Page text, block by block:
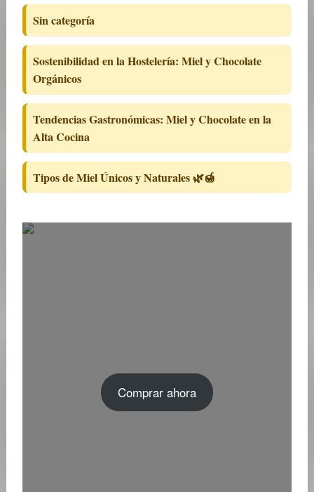
Sin categoría
Sostenibilidad en la Hostelería: Miel y Chocolate
Orgánicos
Tendencias Gastronómicas: Miel y Chocolate en la
Alta Cocina
Tipos de Miel Únicos y Naturales 🌿🍯
Comprar ahora